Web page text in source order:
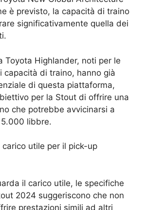
è previsto, la capacità di traino
significativamente quella dei
Toyota Highlander, noti per le
capacità di traino, hanno già
di questa piattaforma,
per la Stout di offrire una
che potrebbe avvicinarsi a
libbre.
utile per il pick-up
il carico utile, le specifiche
2024 suggeriscono che non
prestazioni simili ad altri